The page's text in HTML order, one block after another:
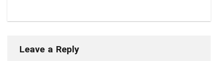
Leave a Reply